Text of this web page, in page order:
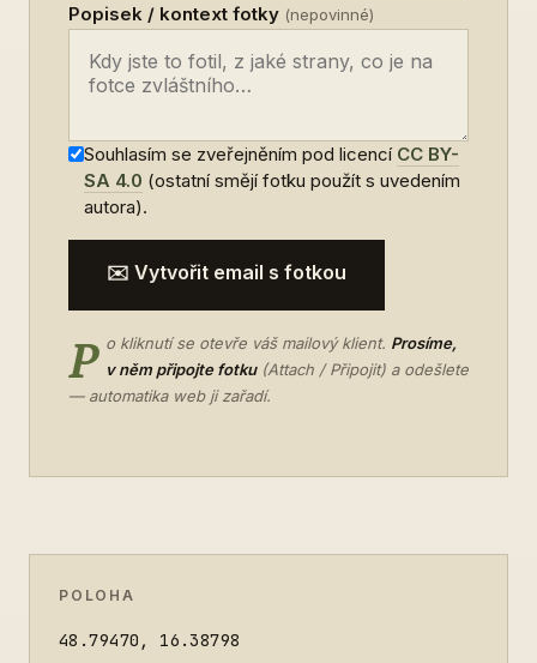
Popisek / kontext fotky (nepovinné)
Souhlasím se zveřejněním pod licencí CC BY-
SA 4.0 (ostatní smějí fotku použít s uvedením
autora).
✉️ Vytvořit email s fotkou
P o kliknutí se otevře váš mailový klient. Prosíme,
v něm připojte fotku(Attach / Připojit) a odešlete
— automatika web ji zařadí.
POLOHA
48.79470, 16.38798